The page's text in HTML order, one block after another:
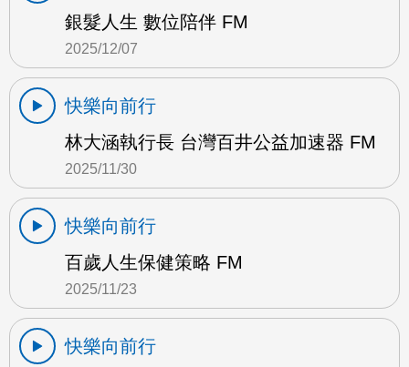
銀髮人生 數位陪伴 FM
2025/12/07
快樂向前行
林大涵執行長 台灣百井公益加速器 FM
2025/11/30
快樂向前行
百歲人生保健策略 FM
2025/11/23
快樂向前行